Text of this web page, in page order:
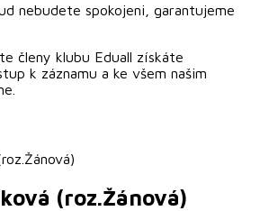
nebudete spokojeni, garantujeme
členy klubu Eduall získáte
k záznamu a ke všem našim
(roz.Žánová)